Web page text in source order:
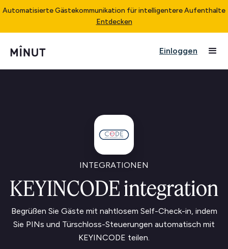
Automatisierte Gästekommunikation für intelligentere Aufenthalte
Entdecken
Einloggen
INTEGRATIONEN
KEYINCODE integration
Begrüßen Sie Gäste mit nahtlosem Self-Check-in, indem
Sie PINs und Türschloss-Steuerungen automatisch mit
KEYINCODE teilen.